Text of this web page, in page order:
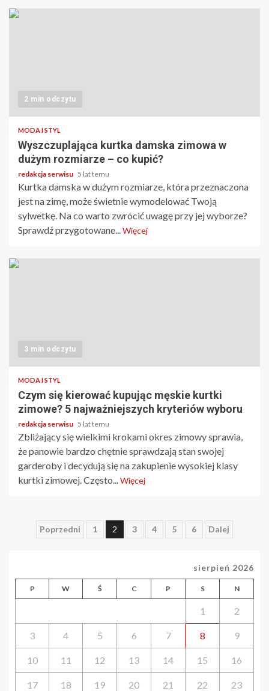
2 min odczytu
MODA I STYL
Wyszczuplająca kurtka damska zimowa w
dużym rozmiarze – co kupić?
redakcja serwisu 5 lat temu
Kurtka damska w dużym rozmiarze, która przeznaczona
jest na zimę, może świetnie wymodelować Twoją
sylwetkę. Na co warto zwrócić uwagę przy jej wyborze?
Sprawdź przygotowane...Więcej
3 min odczytu
MODA I STYL
Czym się kierować kupując męskie kurtki
zimowe? 5 najważniejszych kryteriów wyboru
redakcja serwisu 5 lat temu
Zbliżający się wielkimi krokami okres zimowy sprawia,
że panowie bardzo chętnie sprawdzają stan swojej
garderoby i decydują się na zakupienie wysokiej klasy
kurtki zimowej. Często...Więcej
Stronicowanie
Poprzedni 1 2 3 4 5 6 Dalej
sierpień 2026
P W Ś C P S N
1 2
3 4 5 6 7 8 9
10 11 12 13 14 15 16
17 18 19 20 21 22 23